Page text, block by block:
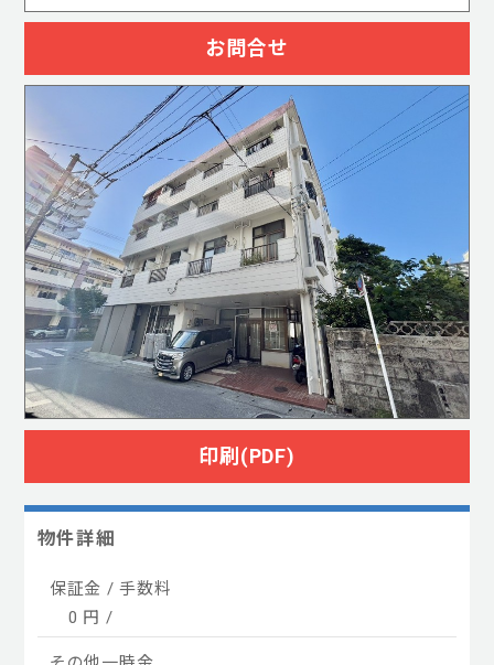
お問合せ
印刷(PDF)
物件詳細
保証金 / 手数料
0 円 /